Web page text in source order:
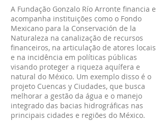
A Fundação Gonzalo Río Arronte financia e
acompanha instituições como o Fondo
Mexicano para la Conservación de la
Naturaleza na canalização de recursos
financeiros, na articulação de atores locais
e na incidência em políticas públicas
visando proteger a riqueza aquífera e
natural do México. Um exemplo disso é o
projeto Cuencas y Ciudades, que busca
melhorar a gestão da água e o manejo
integrado das bacias hidrográficas nas
principais cidades e regiões do México.